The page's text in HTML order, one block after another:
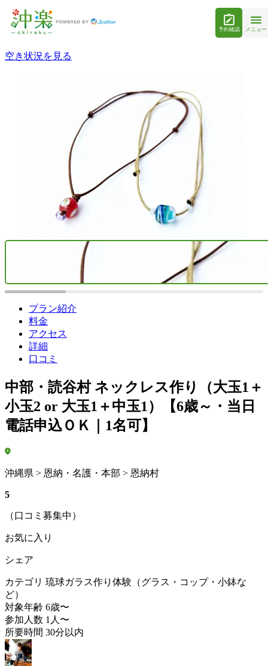
予約確認 メニュー
空き状況を見る
プラン紹介
料金
アクセス
詳細
口コミ
中部・読谷村 ネックレス作り（大玉1＋
小玉2 or 大玉1＋中玉1）【6歳～・当日
電話申込ＯＫ｜1名可】
沖縄県 > 恩納・名護・本部 > 恩納村
5
（口コミ募集中）
お気に入り
シェア
カテゴリ 琉球ガラス作り体験（グラス・コップ・小鉢な
ど）
対象年齢 6歳〜
参加人数 1人〜
所要時間 30分以内